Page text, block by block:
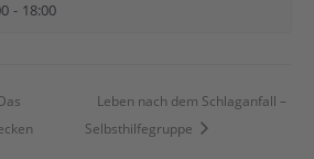
- 18:00
Leben nach dem Schlaganfall –
Selbsthilfegruppe